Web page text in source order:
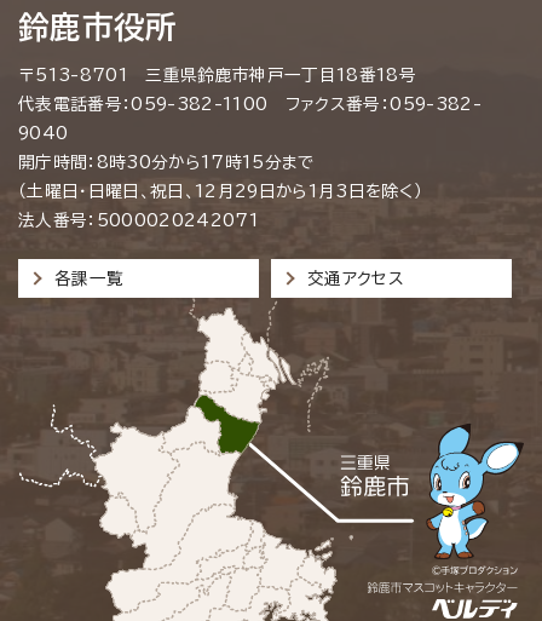
鈴鹿市役所
〒513-8701 三重県鈴鹿市神戸一丁目18番18号
代表電話番号：059-382-1100 ファクス番号：059-382-
9040
開庁時間：8時30分から17時15分まで
（土曜日・日曜日、祝日、12月29日から1月3日を除く）
法人番号：5000020242071
各課一覧 交通アクセス